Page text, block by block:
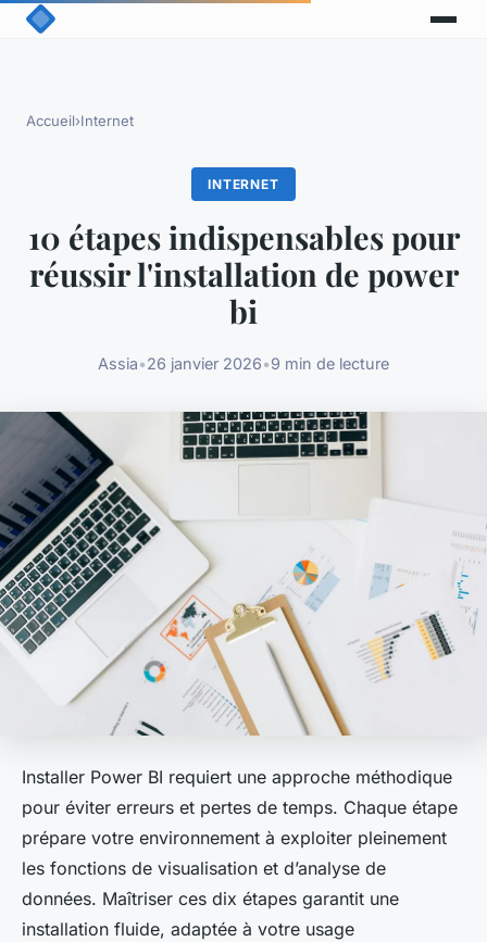
Accueil›Internet
INTERNET
10 étapes indispensables pour
réussir l'installation de power
bi
Assia•26 janvier 2026•9 min de lecture
Installer Power BI requiert une approche méthodique
pour éviter erreurs et pertes de temps. Chaque étape
prépare votre environnement à exploiter pleinement
les fonctions de visualisation et d’analyse de
données. Maîtriser ces dix étapes garantit une
installation fluide, adaptée à votre usage